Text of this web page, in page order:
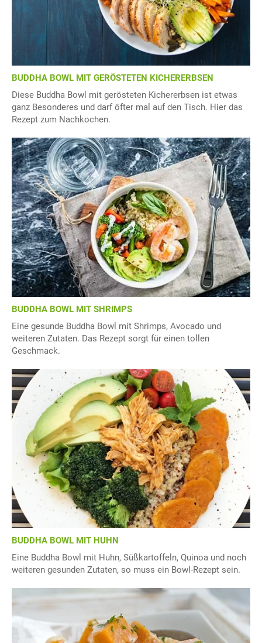
BUDDHA BOWL MIT GERÖSTETEN KICHERERBSEN
Diese Buddha Bowl mit gerösteten Kichererbsen ist etwas
ganz Besonderes und darf öfter mal auf den Tisch. Hier das
Rezept zum Nachkochen.
BUDDHA BOWL MIT SHRIMPS
Eine gesunde Buddha Bowl mit Shrimps, Avocado und
weiteren Zutaten. Das Rezept sorgt für einen tollen
Geschmack.
BUDDHA BOWL MIT HUHN
Eine Buddha Bowl mit Huhn, Süßkartoffeln, Quinoa und noch
weiteren gesunden Zutaten, so muss ein Bowl-Rezept sein.